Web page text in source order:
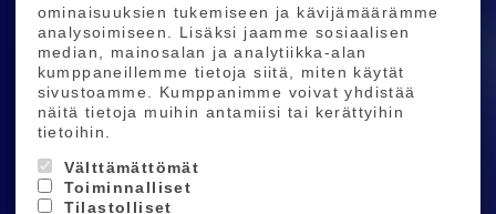
ominaisuuksien tukemiseen ja kävijämäärämme
analysoimiseen. Lisäksi jaamme sosiaalisen
median, mainosalan ja analytiikka-alan
kumppaneillemme tietoja siitä, miten käytät
sivustoamme. Kumppanimme voivat yhdistää
näitä tietoja muihin antamiisi tai kerättyihin
tietoihin.
Välttämättömät
Toiminnalliset
Tilastolliset
Helsingissä
TILAA UUTISKIRJEEMME
Tilaamalla uutiskirjeemme saat uusimmat edut
suoraan sähköpostiisi.
Hyväksyn henkilötietojen tallentamisen (